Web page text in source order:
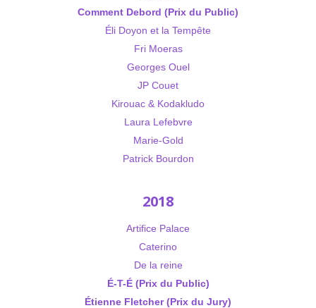
Comment Debord (Prix du Public)
Éli Doyon et la Tempête
Fri Moeras
Georges Ouel
JP Couet
Kirouac & Kodakludo
Laura Lefebvre
Marie-Gold
Patrick Bourdon
2018
Artifice Palace
Caterino
De la reine
É-T-É (Prix du Public)
Étienne Fletcher (Prix du Jury)